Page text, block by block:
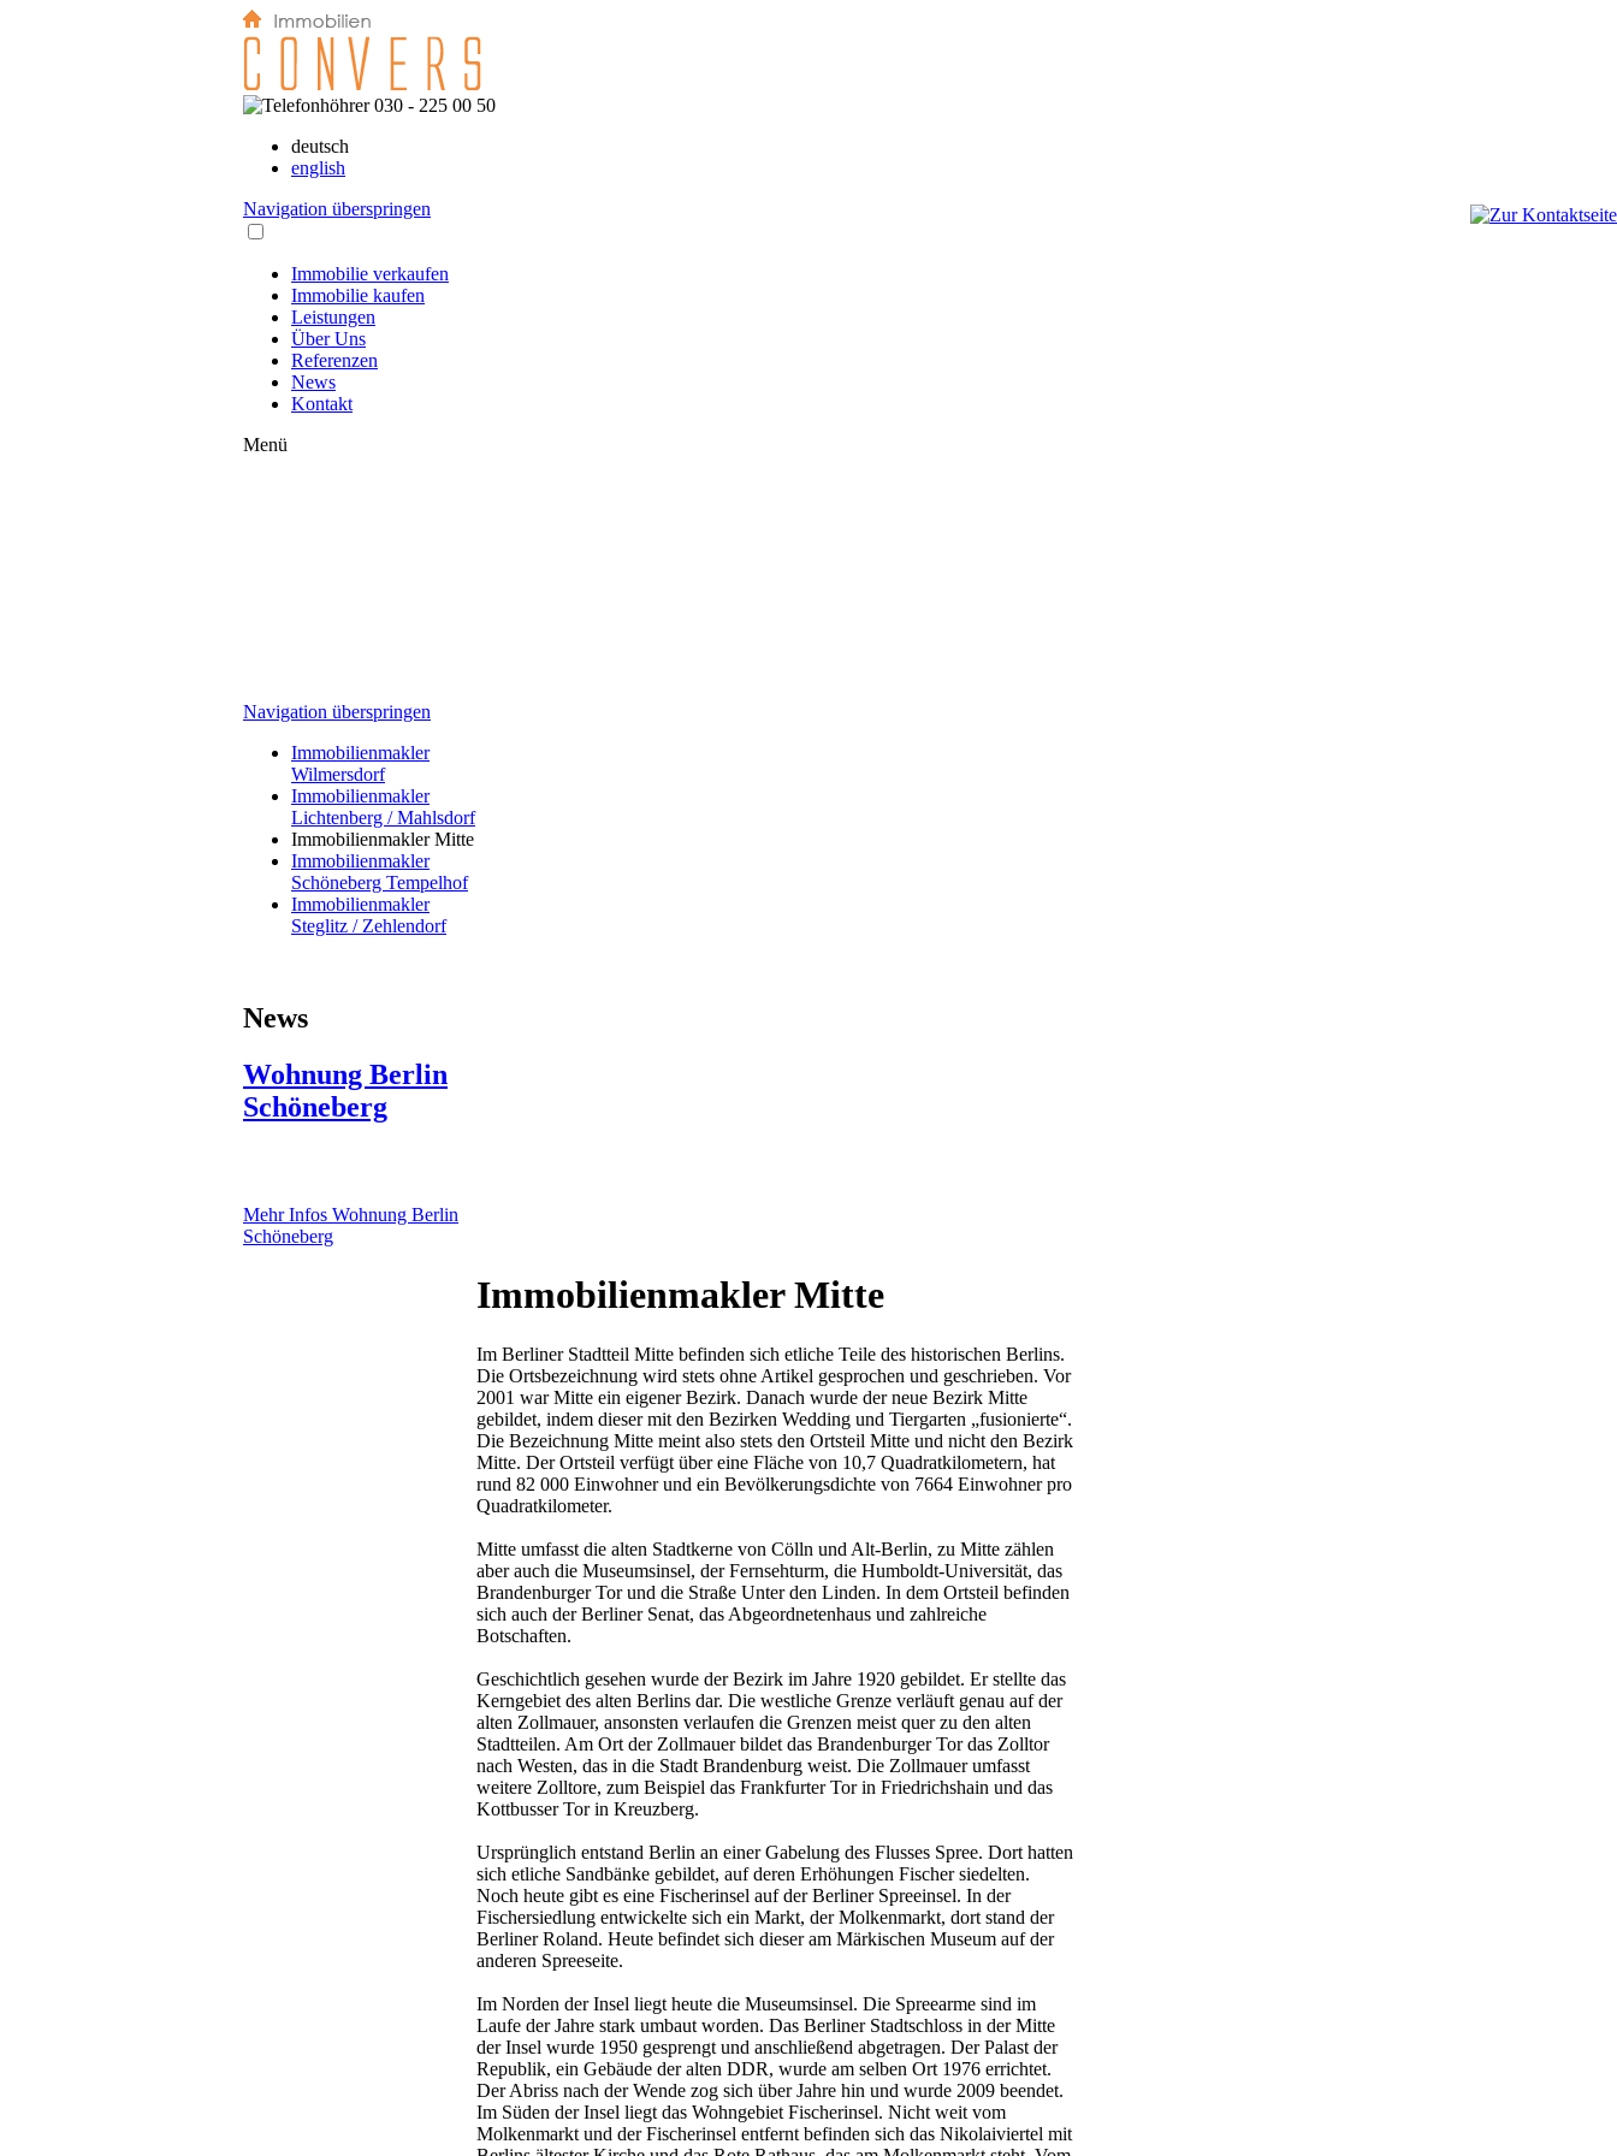
030 - 225 00 50
deutsch
english
Navigation überspringen
Immobilie verkaufen
Immobilie kaufen
Leistungen
Über Uns
Referenzen
News
Kontakt
Menü
Navigation überspringen
Immobilienmakler
Wilmersdorf
Immobilienmakler
Lichtenberg / Mahlsdorf
Immobilienmakler Mitte
Immobilienmakler
Schöneberg Tempelhof
Immobilienmakler
Steglitz / Zehlendorf
News
Wohnung Berlin
Schöneberg
Mehr Infos Wohnung Berlin
Schöneberg
Immobilienmakler Mitte
Im Berliner Stadtteil Mitte befinden sich etliche Teile des historischen Berlins.
Die Ortsbezeichnung wird stets ohne Artikel gesprochen und geschrieben. Vor
2001 war Mitte ein eigener Bezirk. Danach wurde der neue Bezirk Mitte
gebildet, indem dieser mit den Bezirken Wedding und Tiergarten „fusionierte“.
Die Bezeichnung Mitte meint also stets den Ortsteil Mitte und nicht den Bezirk
Mitte. Der Ortsteil verfügt über eine Fläche von 10,7 Quadratkilometern, hat
rund 82 000 Einwohner und ein Bevölkerungsdichte von 7664 Einwohner pro
Quadratkilometer.
Mitte umfasst die alten Stadtkerne von Cölln und Alt-Berlin, zu Mitte zählen
aber auch die Museumsinsel, der Fernsehturm, die Humboldt-Universität, das
Brandenburger Tor und die Straße Unter den Linden. In dem Ortsteil befinden
sich auch der Berliner Senat, das Abgeordnetenhaus und zahlreiche
Botschaften.
Geschichtlich gesehen wurde der Bezirk im Jahre 1920 gebildet. Er stellte das
Kerngebiet des alten Berlins dar. Die westliche Grenze verläuft genau auf der
alten Zollmauer, ansonsten verlaufen die Grenzen meist quer zu den alten
Stadtteilen. Am Ort der Zollmauer bildet das Brandenburger Tor das Zolltor
nach Westen, das in die Stadt Brandenburg weist. Die Zollmauer umfasst
weitere Zolltore, zum Beispiel das Frankfurter Tor in Friedrichshain und das
Kottbusser Tor in Kreuzberg.
Ursprünglich entstand Berlin an einer Gabelung des Flusses Spree. Dort hatten
sich etliche Sandbänke gebildet, auf deren Erhöhungen Fischer siedelten.
Noch heute gibt es eine Fischerinsel auf der Berliner Spreeinsel. In der
Fischersiedlung entwickelte sich ein Markt, der Molkenmarkt, dort stand der
Berliner Roland. Heute befindet sich dieser am Märkischen Museum auf der
anderen Spreeseite.
Im Norden der Insel liegt heute die Museumsinsel. Die Spreearme sind im
Laufe der Jahre stark umbaut worden. Das Berliner Stadtschloss in der Mitte
der Insel wurde 1950 gesprengt und anschließend abgetragen. Der Palast der
Republik, ein Gebäude der alten DDR, wurde am selben Ort 1976 errichtet.
Der Abriss nach der Wende zog sich über Jahre hin und wurde 2009 beendet.
Im Süden der Insel liegt das Wohngebiet Fischerinsel. Nicht weit vom
Molkenmarkt und der Fischerinsel entfernt befinden sich das Nikolaiviertel mit